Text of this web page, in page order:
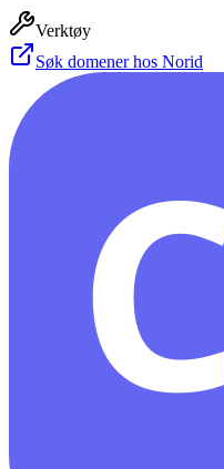
Verktøy
Søk domener hos Norid